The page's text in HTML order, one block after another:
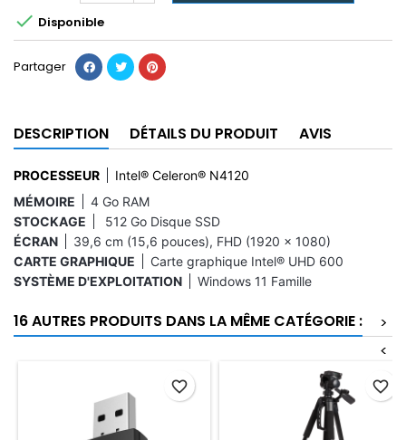
 Disponible
Partager
DESCRIPTION DÉTAILS DU PRODUIT AVIS
PROCESSEUR
Intel® Celeron® N4120
MÉMOIRE
4 Go RAM
STOCKAGE
512 Go Disque SSD
ÉCRAN
39,6 cm (15,6 pouces), FHD (1920 x 1080)
CARTE GRAPHIQUE
Carte graphique Intel® UHD 600
SYSTÈME D'EXPLOITATION
Windows 11 Famille
16 AUTRES PRODUITS DANS LA MÊME CATÉGORIE :
>
<
favorite_border favorite_border